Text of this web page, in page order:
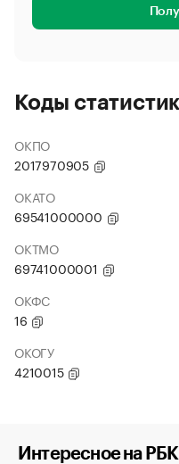
Коды
ОКПО
2017970905
ОКАТО
69541000000
ОКТМО
69741000001
ОКФС
16
ОКОГУ
4210015
Интересное на РБК